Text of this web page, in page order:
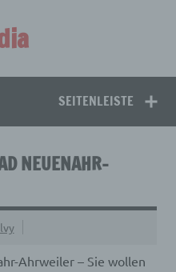
SEITENLEISTE
NEUENAHR-
Ahrweiler – Sie wollen